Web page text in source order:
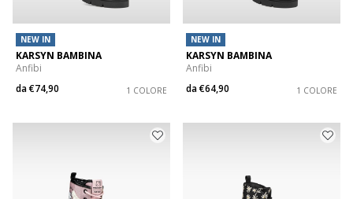
NEW IN
KARSYN BAMBINA
Anfibi
da€74,90 1 COLORE
NEW IN
KARSYN BAMBINA
Anfibi
da€64,90 1 COLORE